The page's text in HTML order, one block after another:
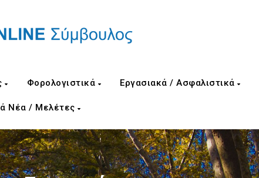
Φορολογιστικά Εργασιακά / Ασφαλιστικά
Νέα / Μελέτες